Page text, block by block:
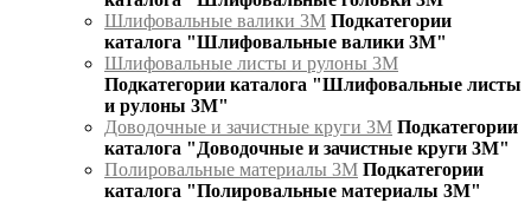
Шлифовальные валики 3М Подкатегории
каталога "Шлифовальные валики 3М"
Шлифовальные листы и рулоны 3М
Подкатегории каталога "Шлифовальные листы
и рулоны 3М"
Доводочные и зачистные круги 3М Подкатегории
каталога "Доводочные и зачистные круги 3М"
Полировальные материалы 3М Подкатегории
каталога "Полировальные материалы 3М"